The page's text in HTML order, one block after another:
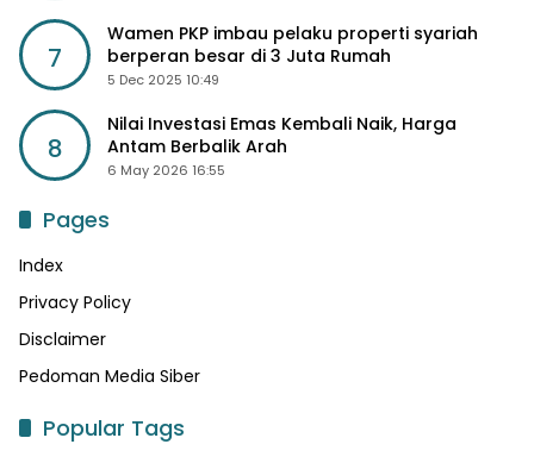
7
Wamen PKP imbau pelaku properti syariah
berperan besar di 3 Juta Rumah
5 Dec 2025 10:49
8
Nilai Investasi Emas Kembali Naik, Harga
Antam Berbalik Arah
6 May 2026 16:55
Pages
Index
Privacy Policy
Disclaimer
Pedoman Media Siber
Popular Tags